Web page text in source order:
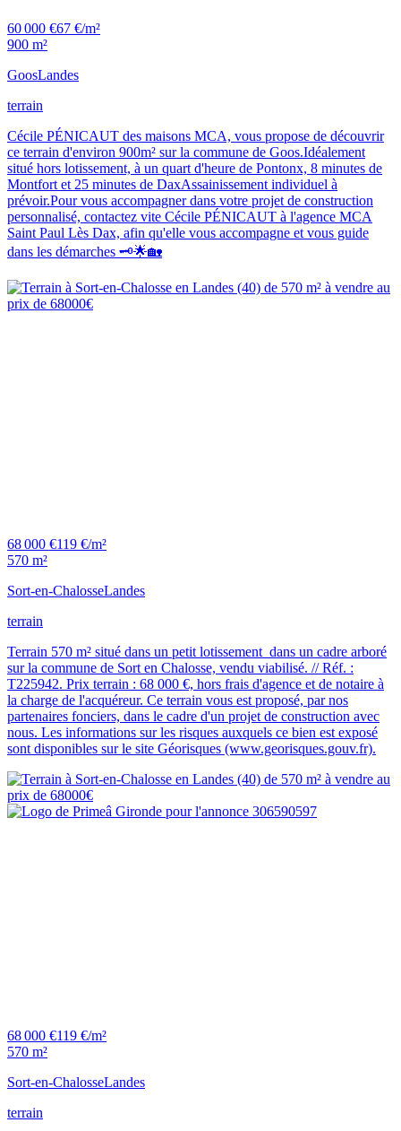
60 000 €67 €/m²
900 m²
GoosLandes
terrain
Cécile PÉNICAUT des maisons MCA, vous propose de découvrir
ce terrain d'environ 900m² sur la commune de Goos.Idéalement
situé hors lotissement, à un quart d'heure de Pontonx, 8 minutes de
Montfort et 25 minutes de DaxAssainissement individuel à
prévoir.Pour vous accompagner dans votre projet de construction
personnalisé, contactez vite Cécile PÉNICAUT à l'agence MCA
Saint Paul Lès Dax, afin qu'elle vous accompagne et vous guide
dans les démarches 🗝️🌟🏡
68 000 €119 €/m²
570 m²
Sort-en-ChalosseLandes
terrain
Terrain 570 m² situé dans un petit lotissement dans un cadre arboré
sur la commune de Sort en Chalosse, vendu viabilisé. // Réf. :
T225942. Prix terrain : 68 000 €, hors frais d'agence et de notaire à
la charge de l'acquéreur. Ce terrain vous est proposé, par nos
partenaires fonciers, dans le cadre d'un projet de construction avec
nous. Les informations sur les risques auxquels ce bien est exposé
sont disponibles sur le site Géorisques (www.georisques.gouv.fr).
68 000 €119 €/m²
570 m²
Sort-en-ChalosseLandes
terrain